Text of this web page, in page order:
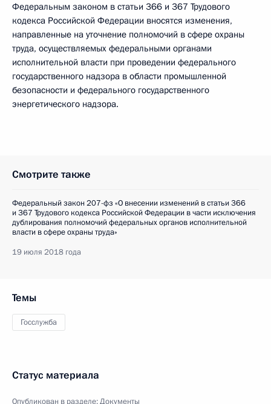
Федеральным законом в статьи 366 и 367 Трудового
кодекса Российской Федерации вносятся изменения,
направленные на уточнение полномочий в сфере охраны
труда, осуществляемых федеральными органами
исполнительной власти при проведении федерального
государственного надзора в области промышленной
безопасности и федерального государственного
энергетического надзора.
Смотрите также
Федеральный закон 207-фз «О внесении изменений в статьи 366
и 367 Трудового кодекса Российской Федерации в части исключения
дублирования полномочий федеральных органов исполнительной
власти в сфере охраны труда»
19 июля 2018 года
Темы
Госслужба
Статус материала
Опубликован в разделе:Документы